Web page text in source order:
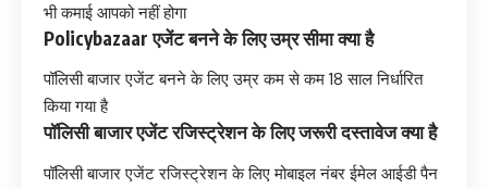
भी कमाई आपको नहीं होगा
Policybazaar एजेंट बनने के लिए उम्र सीमा क्या है
पॉलिसी बाजार एजेंट बनने के लिए उम्र कम से कम 18 साल निर्धारित
किया गया है
पॉलिसी बाजार एजेंट रजिस्ट्रेशन के लिए जरूरी दस्तावेज क्या है
पॉलिसी बाजार एजेंट रजिस्ट्रेशन के लिए मोबाइल नंबर ईमेल आईडी पैन